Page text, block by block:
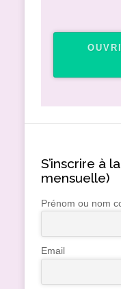
S’inscrire à
mensuelle)
Prénom ou nom
Email